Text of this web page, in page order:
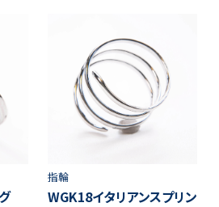
指輪
WGK18イタリアンスプリン